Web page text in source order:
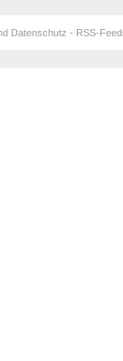
Datenschutz - RSS-